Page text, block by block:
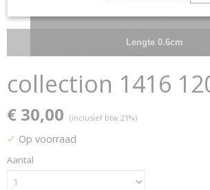
Lengte 0.6cm
collection 1416
€ 30,00 (inclusief btw 21%)
✓ Op voorraad
Aantal